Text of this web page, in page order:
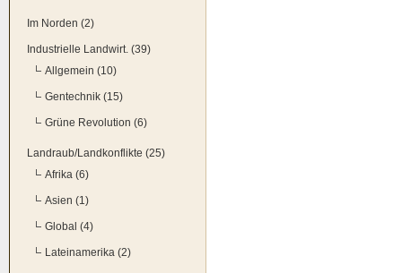
Im Norden (2)
Industrielle Landwirt. (39)
Allgemein (10)
Gentechnik (15)
Grüne Revolution (6)
Landraub/Landkonflikte (25)
Afrika (6)
Asien (1)
Global (4)
Lateinamerika (2)